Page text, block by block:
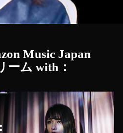
Music Japan
ーム with：